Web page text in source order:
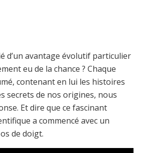
d’un avantage évolutif particulier
eu de la chance ? Chaque
contenant en lui les histoires
secrets de nos origines, nous
Et dire que ce fascinant
a commencé avec un
de doigt.